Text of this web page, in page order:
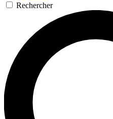
Rechercher